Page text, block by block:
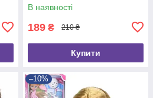
В наявності
189 ₴ 210 ₴
Купити
–10%